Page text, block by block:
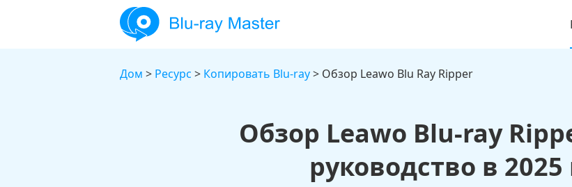
Дом > Ресурс > Копировать Blu-ray> Обзор Leawo Blu Ray Ripper
Обзор Leawo Blu-ray
руководство в 2025